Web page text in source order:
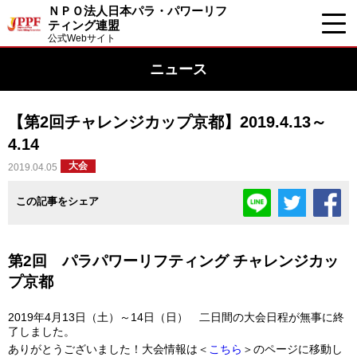
ＮＰＯ法人日本パラ・パワーリフ
ティング連盟
公式Webサイト
ニュース
【第2回チャレンジカップ京都】2019.4.13～
4.14
2019.04.05 大会
この記事をシェア
第2回 パラパワーリフティング チャレンジカッ
プ京都
2019年4月13日（土）～14日（日） 二日間の大会日程が無事に終
了しました。
ありがとうございました！大会情報は＜ こちら ＞のページに移動し